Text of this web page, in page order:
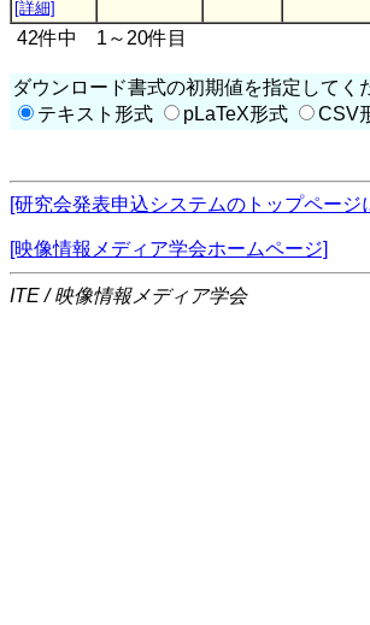
[詳細]
42件中 1～20件目
ダウンロード書式の初期値を指定してく
テキスト形式
pLaTeX形式 CSV
[研究会発表申込システムのトップページ
[映像情報メディア学会ホームページ]
ITE / 映像情報メディア学会